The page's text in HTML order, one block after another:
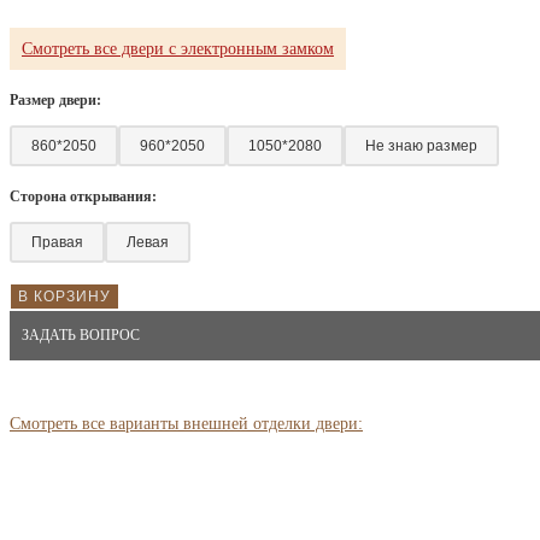
Смотреть все двери с электронным замком
Размер двери:
860*2050 960*2050 1050*2080 Не знаю размер
Сторона открывания:
Правая Левая
В КОРЗИНУ
ЗАДАТЬ ВОПРОС
Смотреть все варианты внешней отделки двери: